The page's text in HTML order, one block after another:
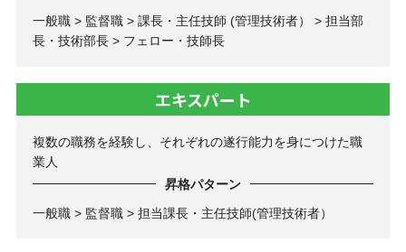
一般職 > 監督職 > 課長・主任技師 (管理技術者） > 担当部
長・技術部長 > フェロー・技師長
エキスパート
複数の職務を経験し、それぞれの遂行能力を身につけた職
業人
昇格パターン
一般職 > 監督職 > 担当課長・主任技師(管理技術者）